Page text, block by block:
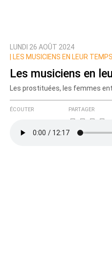
LUNDI 26 AOÛT 2024
LES MUSICIENS EN LEUR TEMPS
Les musiciens en
Les prostituées, les femmes
ÉCOUTER PARTAGER